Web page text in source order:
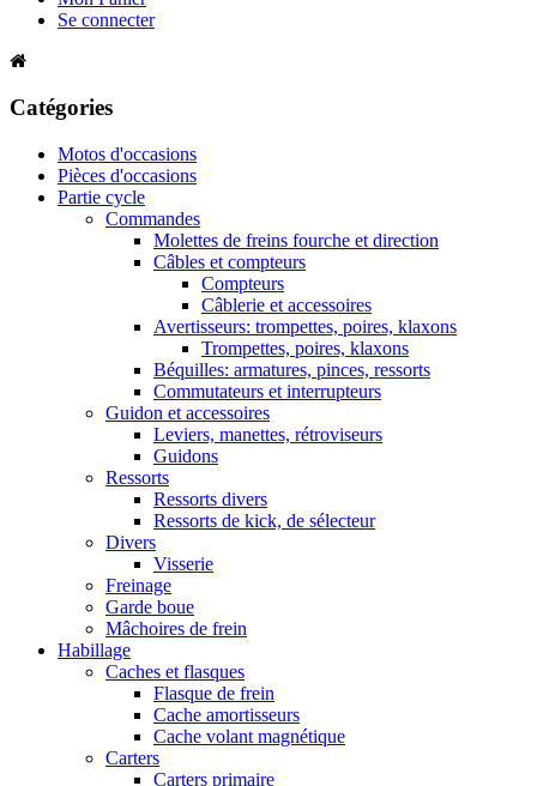
Se connecter
Catégories
Motos d'occasions
Pièces d'occasions
Partie cycle
Commandes
Molettes de freins fourche et direction
Câbles et compteurs
Compteurs
Câblerie et accessoires
Avertisseurs: trompettes, poires, klaxons
Trompettes, poires, klaxons
Béquilles: armatures, pinces, ressorts
Commutateurs et interrupteurs
Guidon et accessoires
Leviers, manettes, rétroviseurs
Guidons
Ressorts
Ressorts divers
Ressorts de kick, de sélecteur
Divers
Visserie
Freinage
Garde boue
Mâchoires de frein
Habillage
Caches et flasques
Flasque de frein
Cache amortisseurs
Cache volant magnétique
Carters
Carters primaire